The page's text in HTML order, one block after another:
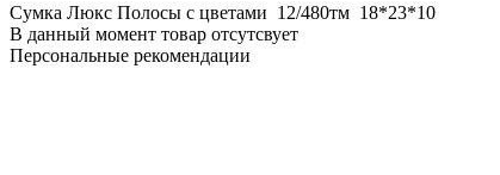
Сумка Люкс Полосы с цветами 12/480тм 18*23*10
В данный момент товар отсутсвует
Персональные рекомендации